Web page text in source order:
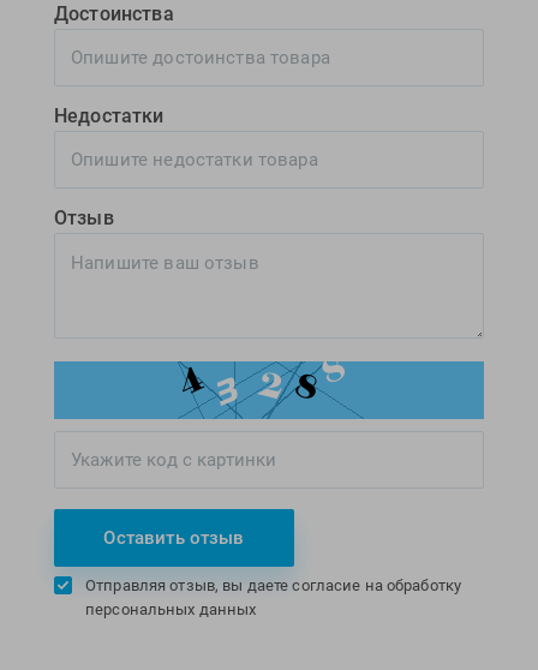
Достоинства
Недостатки
Отзыв
Оставить отзыв
Отправляя отзыв, вы даете согласие на обработку
персональных данных